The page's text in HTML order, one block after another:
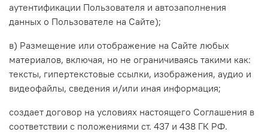
аутентификации Пользователя и автозаполнения
данных о Пользователе на Сайте);
в) Размещение или отображение на Сайте любых
материалов, включая, но не ограничиваясь такими как:
тексты, гипертекстовые ссылки, изображения, аудио и
видеофайлы, сведения и/или иная информация;
создает договор на условиях настоящего Соглашения в
соответствии с положениями ст. 437 и 438 ГК РФ.